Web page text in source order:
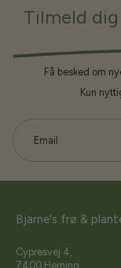
Tilmeld
Få besked om
Kun
Email
Bjarne's frø &
Cypresvej 4,
7400 Herning